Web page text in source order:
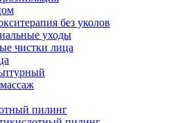
без уколов
уходы
чистки лица
пилинг